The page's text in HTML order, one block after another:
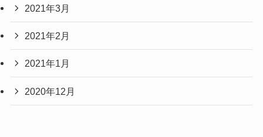
2021年3月
2021年2月
2021年1月
2020年12月